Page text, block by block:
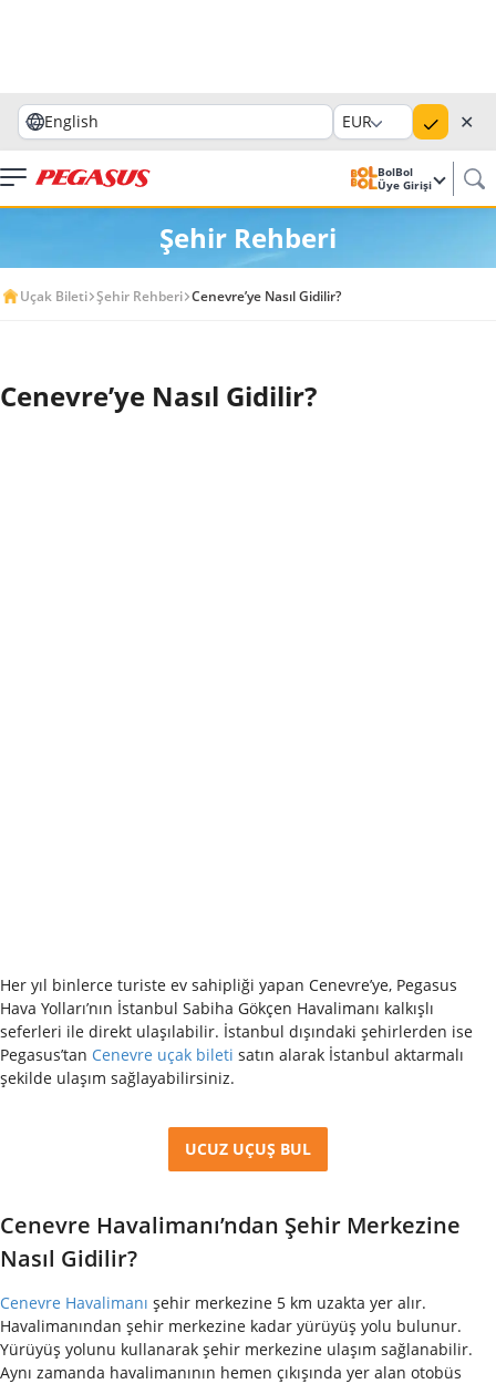
English EUR ✕
BolBol
Üye Girişi
Şehir Rehberi
Uçak Bileti Şehir Rehberi Cenevre’ye Nasıl Gidilir?
Cenevre’ye Nasıl Gidilir?
Her yıl binlerce turiste ev sahipliği yapan Cenevre’ye, Pegasus
Hava Yolları’nın İstanbul Sabiha Gökçen Havalimanı kalkışlı
seferleri ile direkt ulaşılabilir. İstanbul dışındaki şehirlerden ise
Pegasus’tan Cenevre uçak bileti satın alarak İstanbul aktarmalı
şekilde ulaşım sağlayabilirsiniz.
UCUZ UÇUŞ BUL
Cenevre Havalimanı’ndan Şehir Merkezine
Nasıl Gidilir?
Cenevre Havalimanı şehir merkezine 5 km uzakta yer alır.
Havalimanından şehir merkezine kadar yürüyüş yolu bulunur.
Yürüyüş yolunu kullanarak şehir merkezine ulaşım sağlanabilir.
Aynı zamanda havalimanının hemen çıkışında yer alan otobüs